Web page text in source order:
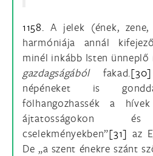
1158. A jelek (ének, zene,
harmóniája annál
minél inkább Isten ünneplő
gazdagságából fakad.[30]
népéneket is
fölhangozhassék a
ájtatosságokon
cselekményekben”[31] az
De „a szent énekre szánt